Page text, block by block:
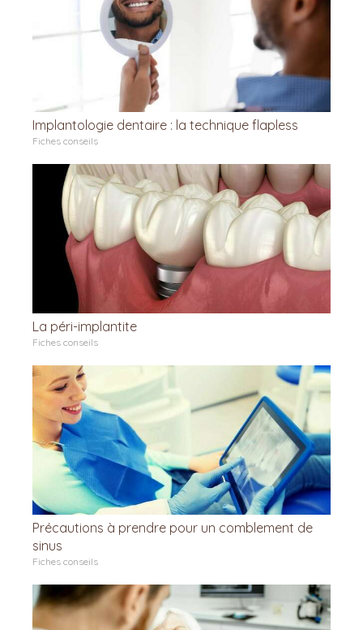
Implantologie dentaire : la technique flapless
Fiches conseils
La péri-implantite
Fiches conseils
Précautions à prendre pour un comblement de
sinus
Fiches conseils